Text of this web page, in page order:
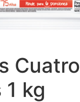
Cuatro
kg